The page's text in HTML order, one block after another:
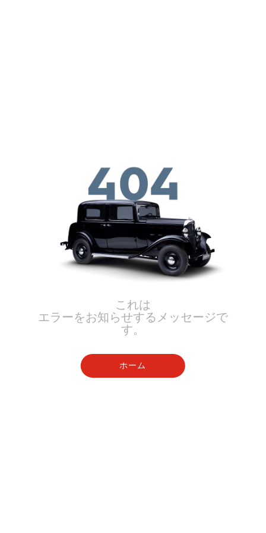
これは
エラーをお知らせするメッセージで
す。
ホーム